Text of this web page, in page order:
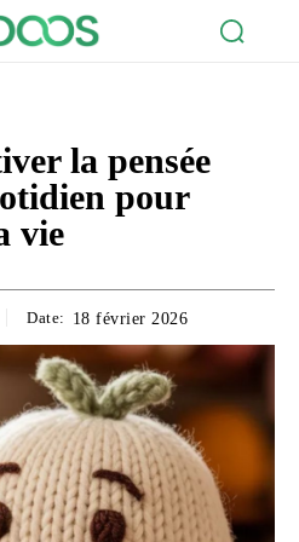
la pensée
pour
vie
Date: 18 février 2026